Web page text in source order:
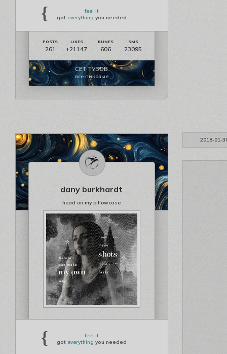
{
feel it
got everything you needed
261 +21147 606 23095
СЕТ ТУЗОВ
все пиковые
2018-01-
dany burkhardt
head on my pillowcase
{
feel it
got everything you needed